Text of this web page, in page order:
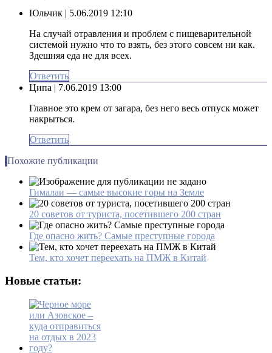
Юльчик | 5.06.2019 12:10
На случай отравления и проблем с пищеварительной
системой нужно что то взять, без этого совсем ни как.
Здешняя еда не для всех.
Ответить
Ципа | 7.06.2019 13:00
Главное это крем от загара, без него весь отпуск может
накрыться.
Ответить
Похожие публикации
Гималаи — самые высокие горы на Земле
20 советов от туриста, посетившего 200 стран
Где опасно жить? Самые преступные города
Тем, кто хочет переехать на ПМЖ в Китай
Новые статьи: